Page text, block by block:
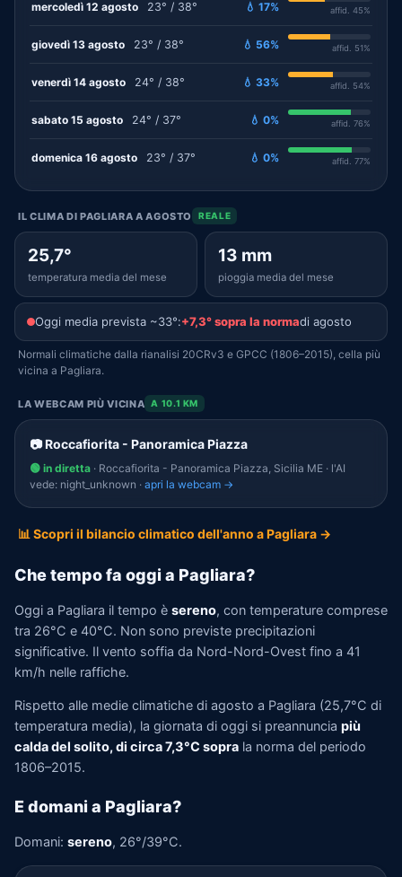
mercoledì 12 agosto 23° / 38° 💧 17% affid. 45%
giovedì 13 agosto 23° / 38° 💧 56% affid. 51%
venerdì 14 agosto 24° / 38° 💧 33% affid. 54%
sabato 15 agosto 24° / 37° 💧 0% affid. 76%
domenica 16 agosto 23° / 37° 💧 0% affid. 77%
IL CLIMA DI PAGLIARA A AGOSTO REALE
25,7°
temperatura media del mese
13 mm
pioggia media del mese
Oggi media prevista ~33°:+7,3° sopra la normadi agosto
Normali climatiche dalla rianalisi 20CRv3 e GPCC (1806–2015), cella più
vicina a Pagliara.
LA WEBCAM PIÙ VICINA A 10.1 KM
📷 Roccafiorita - Panoramica Piazza
🟢 in diretta · Roccafiorita - Panoramica Piazza, Sicilia ME · l'AI
vede: night_unknown · apri la webcam →
📊 Scopri il bilancio climatico dell'anno a Pagliara →
Che tempo fa oggi a Pagliara?
Oggi a Pagliara il tempo è sereno, con temperature comprese
tra 26°C e 40°C. Non sono previste precipitazioni
significative. Il vento soffia da Nord-Nord-Ovest fino a 41
km/h nelle raffiche.
Rispetto alle medie climatiche di agosto a Pagliara (25,7°C di
temperatura media), la giornata di oggi si preannuncia più
calda del solito, di circa 7,3°C sopra la norma del periodo
1806–2015.
E domani a Pagliara?
Domani: sereno, 26°/39°C.